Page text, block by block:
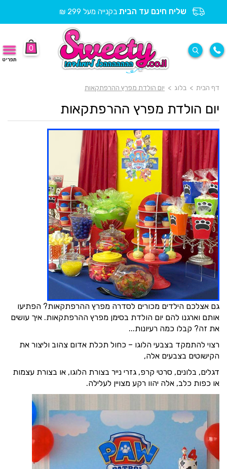
שליח חינם עד הבית בקנייה מעל 299 ₪
0
תפריט
דף הבית > בלוג > יום הולדת מפרץ ההרפתקאות
יום הולדת מפרץ ההרפתקאות
גם אצלכם הילדים מכורים לסדרה מפרץ ההרפתקאות? הפתיעו
אותם וארגנו להם יום הולדת בסימן מפרץ ההרפתקאות. איך עושים
את זה? קבלו כמה רעיונות...
רצוי להתמקד בצבעי הלוגו – כחול תכלת אדום צהוב וליצור את
הקישוטים בצבעים אלה,
דגלים, בלונים, סרטי קרפ, גזרי נייר בצורת הלוגו, או בצורת עצמות
או כפות כלב, אלה יהוו רקע מצויין לעלילה.